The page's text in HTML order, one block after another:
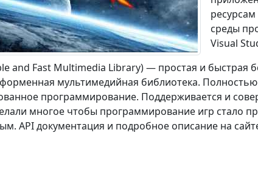
среды
Visual
and Fast Multimedia Library) — простая и быстрая
мультимедийная библиотека.
программирование. Поддерживается и
многое чтобы программирование игр стало
API документация и подробное описание на